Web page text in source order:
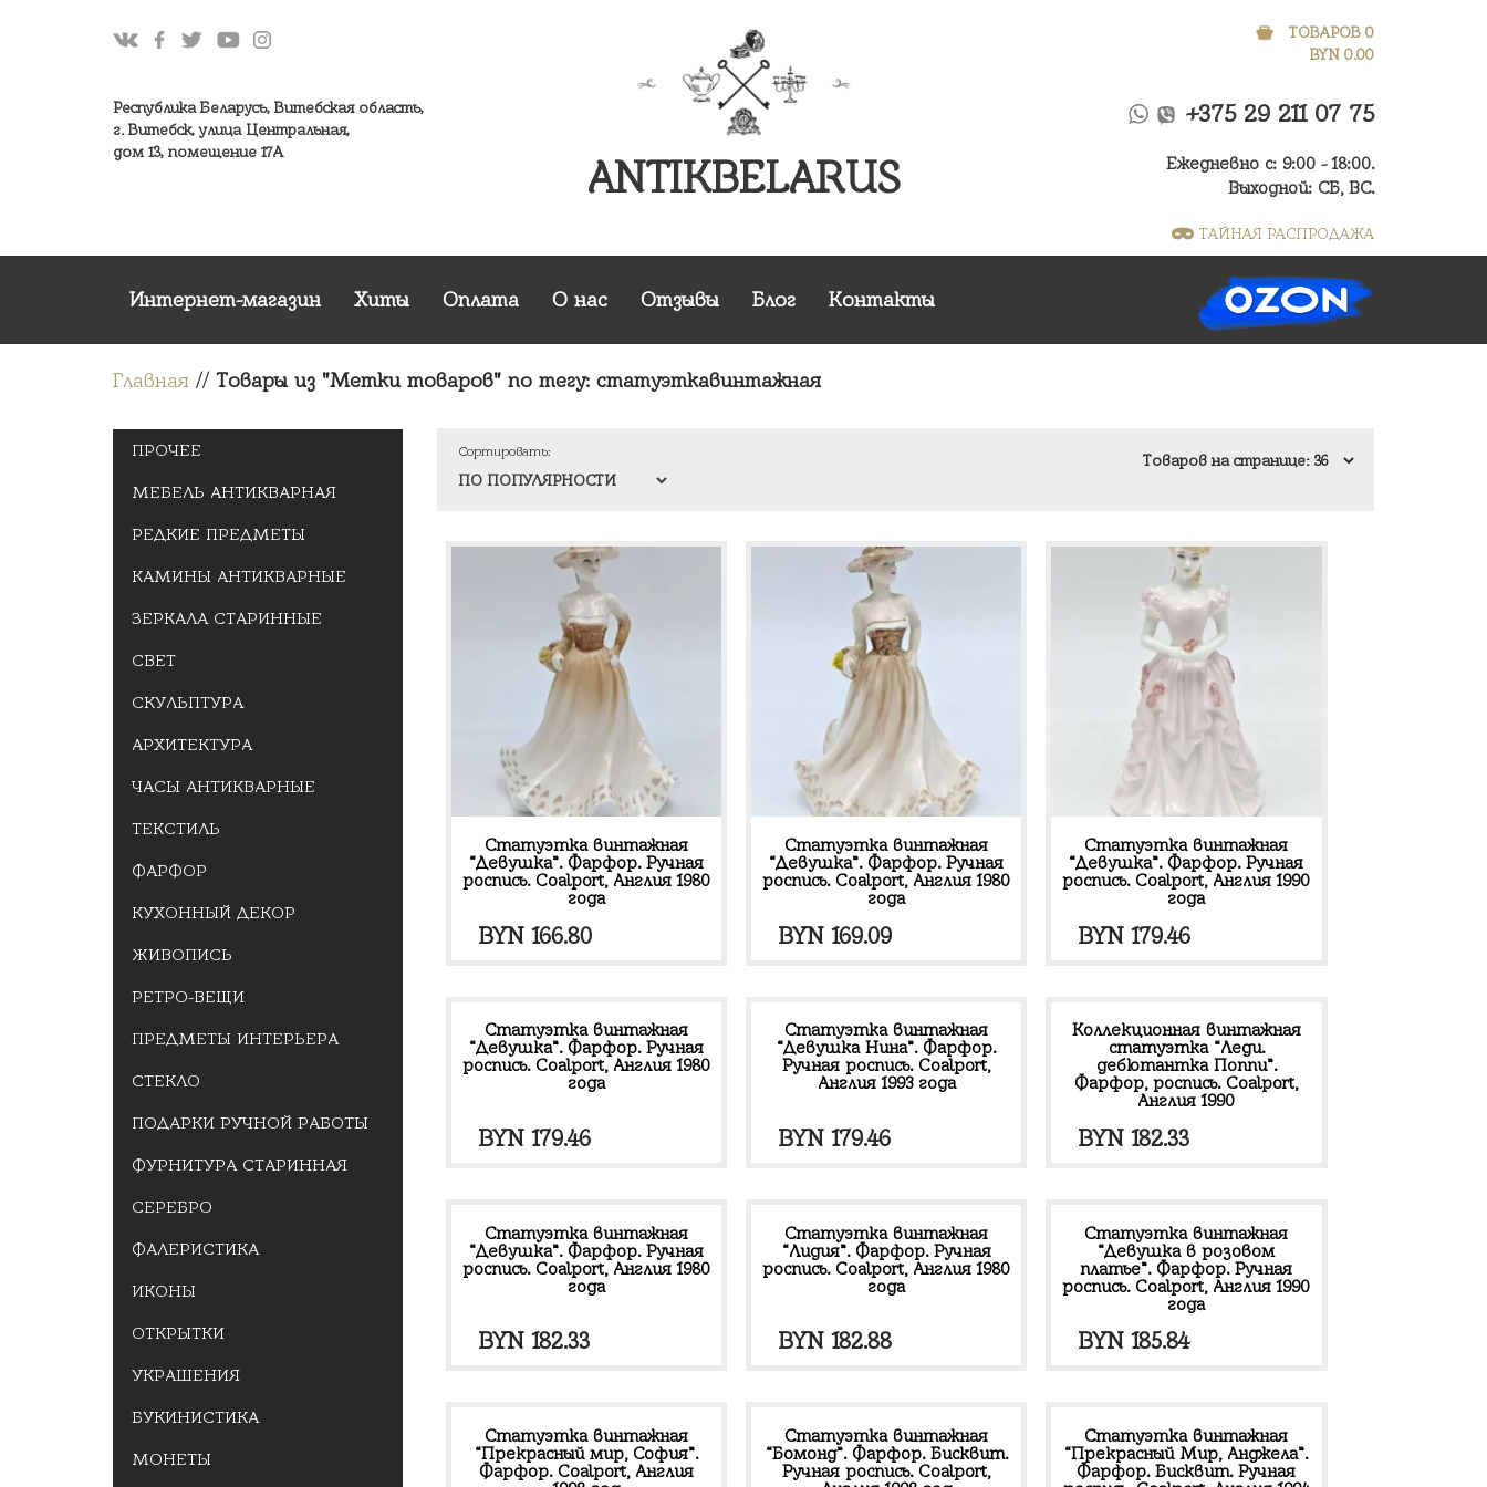
Республика Беларусь, Витебская область,
г. Витебск, улица Центральная,
дом 13, помещение 17А
ANTIKBELARUS
ТОВАРОВ 0
BYN 0.00
+375 29 211 07 75
Ежедневно с: 9:00 - 18:00.
Выходной: СБ, ВС.
ТАЙНАЯ РАСПРОДАЖА
Интернет-магазин Хиты Оплата О нас Отзывы Блог Контакты
Главная // Товары из "Метки товаров" по тегу: статуэткавинтажная
ПРОЧЕЕ
МЕБЕЛЬ АНТИКВАРНАЯ
РЕДКИЕ ПРЕДМЕТЫ
КАМИНЫ АНТИКВАРНЫЕ
ЗЕРКАЛА СТАРИННЫЕ
СВЕТ
СКУЛЬПТУРА
АРХИТЕКТУРА
ЧАСЫ АНТИКВАРНЫЕ
ТЕКСТИЛЬ
ФАРФОР
КУХОННЫЙ ДЕКОР
ЖИВОПИСЬ
РЕТРО-ВЕЩИ
ПРЕДМЕТЫ ИНТЕРЬЕРА
СТЕКЛО
ПОДАРКИ РУЧНОЙ РАБОТЫ
ФУРНИТУРА СТАРИННАЯ
СЕРЕБРО
ФАЛЕРИСТИКА
ИКОНЫ
ОТКРЫТКИ
УКРАШЕНИЯ
БУКИНИСТИКА
МОНЕТЫ
Сортировать:
Статуэтка винтажная
“Девушка”. Фарфор. Ручная
роспись. Coalport, Англия 1980
года
BYN166.80
Статуэтка винтажная
“Девушка”. Фарфор. Ручная
роспись. Coalport, Англия 1980
года
BYN 169.09
Статуэтка винтажная
“Девушка”. Фарфор. Ручная
роспись. Coalport, Англия 1990
года
BYN 179.46
Статуэтка винтажная
“Девушка”. Фарфор. Ручная
роспись. Coalport, Англия 1980
года
BYN179.46
Статуэтка винтажная
“Девушка Нина”. Фарфор.
Ручная роспись. Coalport,
Англия 1993 года
BYN 179.46
Коллекционная винтажная
статуэтка “Леди.
дебютантка Поппи”.
Фарфор, роспись. Coalport,
Англия 1990
BYN 182.33
Статуэтка винтажная
“Девушка”. Фарфор. Ручная
роспись. Coalport, Англия 1980
года
BYN182.33
Статуэтка винтажная
“Лидия”. Фарфор. Ручная
роспись. Coalport, Англия 1980
года
BYN 182.88
Статуэтка винтажная
“Девушка в розовом
платье”. Фарфор. Ручная
роспись. Coalport, Англия 1990
года
BYN 185.84
Статуэтка винтажная
“Прекрасный мир, София”.
Фарфор. Coalport, Англия
Статуэтка винтажная
“Бомонд”. Фарфор. Бисквит.
Ручная роспись. Coalport,
Статуэтка винтажная
“Прекрасный Мир, Анджела”.
Фарфор. Бисквит. Ручная